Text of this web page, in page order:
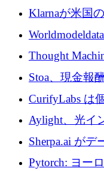
材料スタート
Klarnaが米国
ニングに変え
Thought
調達、年間収
Stoa、現金報
ルを確保
CurifyLabs は
ユーロを寄付
Aylight、光イ
けて450万ユ
Sherpa.ai が
に 1,800 万ド
Pytorch: ヨー